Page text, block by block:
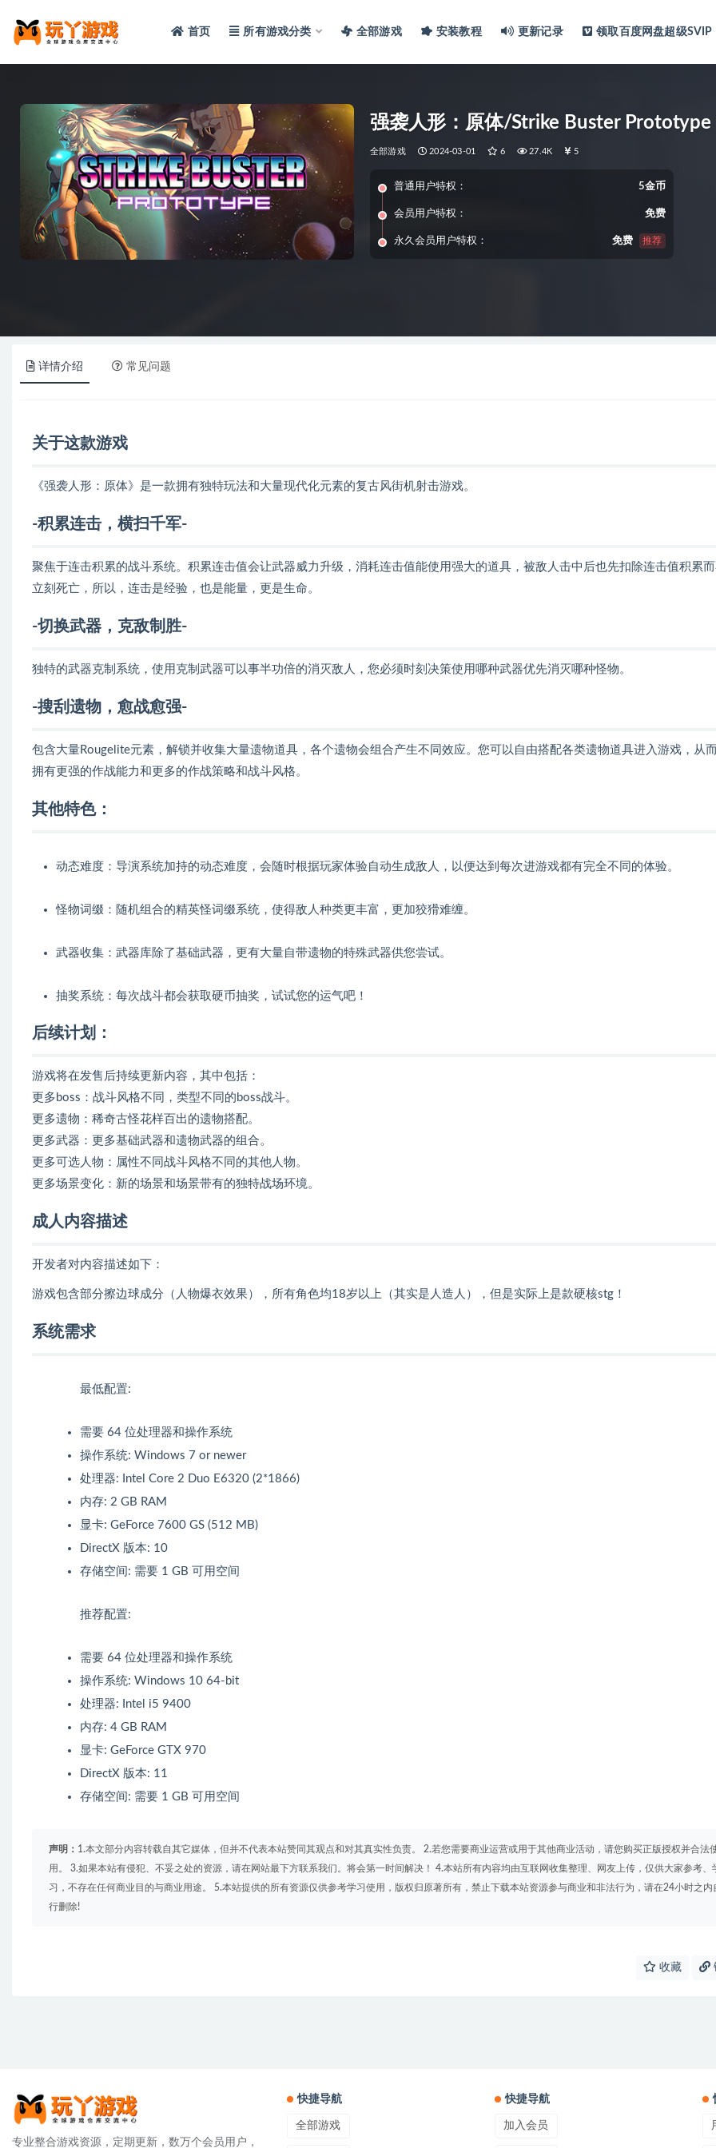
首页 所有游戏分类 全部游戏 安装教程 更新记录 领取百度网盘超级SVIP
强袭人形：原体/Strike Buster Prototype
全部游戏 2024-03-01 6 27.4K 5
普通用户特权： 5金币
会员用户特权： 免费
永久会员用户特权： 免费 推荐
详情介绍 常见问题
关于这款游戏
《强袭人形：原体》是一款拥有独特玩法和大量现代化元素的复古风街机射击游戏。
-积累连击，横扫千军-
聚焦于连击积累的战斗系统。积累连击值会让武器威力升级，消耗连击值能使用强大的道具，被敌人击中后也先扣除连击值积累
立刻死亡，所以，连击是经验，也是能量，更是生命。
-切换武器，克敌制胜-
独特的武器克制系统，使用克制武器可以事半功倍的消灭敌人，您必须时刻决策使用哪种武器优先消灭哪种怪物。
-搜刮遗物，愈战愈强-
包含大量Rougelite元素，解锁并收集大量遗物道具，各个遗物会组合产生不同效应。您可以自由搭配各类遗物道具进入游戏，从
拥有更强的作战能力和更多的作战策略和战斗风格。
其他特色：
动态难度：导演系统加持的动态难度，会随时根据玩家体验自动生成敌人，以便达到每次进游戏都有完全不同的体验。
怪物词缀：随机组合的精英怪词缀系统，使得敌人种类更丰富，更加狡猾难缠。
武器收集：武器库除了基础武器，更有大量自带遗物的特殊武器供您尝试。
抽奖系统：每次战斗都会获取硬币抽奖，试试您的运气吧！
后续计划：
游戏将在发售后持续更新内容，其中包括：
更多boss：战斗风格不同，类型不同的boss战斗。
更多遗物：稀奇古怪花样百出的遗物搭配。
更多武器：更多基础武器和遗物武器的组合。
更多可选人物：属性不同战斗风格不同的其他人物。
更多场景变化：新的场景和场景带有的独特战场环境。
成人内容描述
开发者对内容描述如下：
游戏包含部分擦边球成分（人物爆衣效果），所有角色均18岁以上（其实是人造人），但是实际上是款硬核stg！
系统需求
最低配置:
需要 64 位处理器和操作系统
操作系统: Windows 7 or newer
处理器: Intel Core 2 Duo E6320 (2*1866)
内存: 2 GB RAM
显卡: GeForce 7600 GS (512 MB)
DirectX 版本: 10
存储空间: 需要 1 GB 可用空间
推荐配置:
需要 64 位处理器和操作系统
操作系统: Windows 10 64-bit
处理器: Intel i5 9400
内存: 4 GB RAM
显卡: GeForce GTX 970
DirectX 版本: 11
存储空间: 需要 1 GB 可用空间
声明： 1.本文部分内容转载自其它媒体，但并不代表本站赞同其观点和对其真实性负责。 2.若您需要商业运营或用于其他商业活动，请您购买正版授权并合法
用。 3.如果本站有侵犯、不妥之处的资源，请在网站最下方联系我们。将会第一时间解决！ 4.本站所有内容均由互联网收集整理、网友上传，仅供大家参考、
习，不存在任何商业目的与商业用途。 5.本站提供的所有资源仅供参考学习使用，版权归原著所有，禁止下载本站资源参与商业和非法行为，请在24小时之内
行删除!
收藏
专业整合游戏资源，定期更新，数万个会员用户，
快捷导航
全部游戏
快捷导航
加入会员